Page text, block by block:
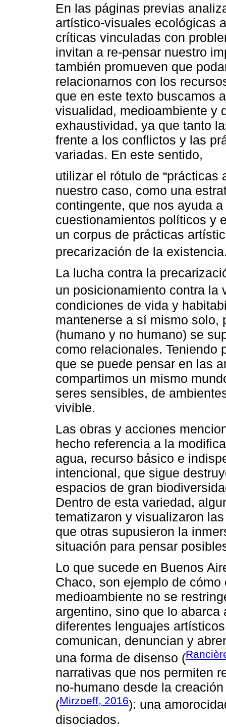
En las páginas previas
artístico-visuales ecológicas
críticas vinculadas con
invitan a re-pensar nuestro
también promueven que
relacionarnos con los
que en este texto buscamos
visualidad, medioambiente y
exhaustividad, ya que tanto
frente a los conflictos y las
variadas. En este sentido,
utilizar el rótulo de “prácticas
nuestro caso, como una
contingente, que nos ayuda
cuestionamientos políticos y
un corpus de prácticas
precarización de la
La lucha contra la
un posicionamiento contra la
condiciones de vida y
mantenerse a sí mismo solo,
(humano y no humano) se
como relacionales. Teniendo
que se puede pensar en las
compartimos un mismo
seres sensibles, de
vivible.
Las obras y acciones
hecho referencia a la
agua, recurso básico e
intencional, que sigue
espacios de gran
Dentro de esta variedad,
tematizaron y visualizaron
que otras supusieron la
situación para pensar
Lo que sucede en Buenos
Chaco, son ejemplo de
medioambiente no se
argentino, sino que lo
diferentes lenguajes
comunican, denuncian y
una forma de disenso (
narrativas que nos permiten
no-humano desde la
(Mirzoeff, 2016): una
disociados.